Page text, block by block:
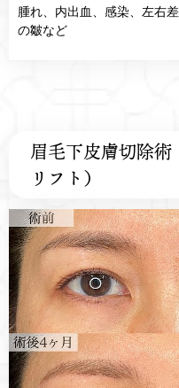
腫れ、内出血、感染、左右
の皺など
眉毛下皮膚切除
リフト）